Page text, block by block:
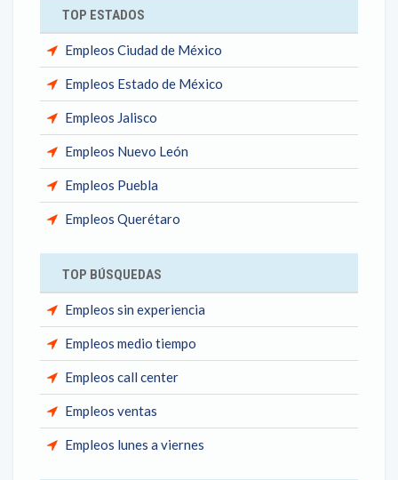
TOP ESTADOS
Empleos Ciudad de México
Empleos Estado de México
Empleos Jalisco
Empleos Nuevo León
Empleos Puebla
Empleos Querétaro
TOP BÚSQUEDAS
Empleos sin experiencia
Empleos medio tiempo
Empleos call center
Empleos ventas
Empleos lunes a viernes